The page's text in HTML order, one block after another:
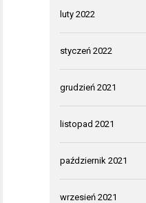
luty 2022
styczeń 2022
grudzień 2021
listopad 2021
październik 2021
wrzesień 2021